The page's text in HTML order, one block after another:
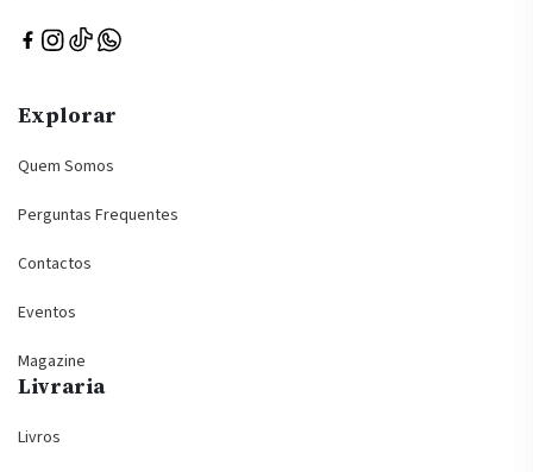
Explorar
Quem Somos
Perguntas Frequentes
Contactos
Eventos
Magazine
Livraria
Livros